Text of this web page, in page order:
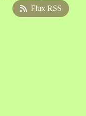
Flux RSS